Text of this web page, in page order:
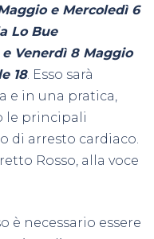
e Mercoledì 6
Lo Bue
Venerdì 8 Maggio
18. Esso sarà
e in una pratica,
le principali
di arresto cardiaco.
Rosso, alla voce
è necessario essere